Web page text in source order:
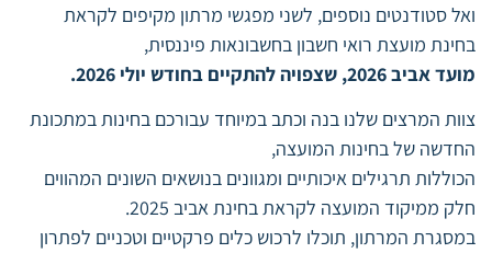
ואל סטודנטים נוספים, לשני מפגשי מרתון מקיפים לקראת
בחינת מועצת רואי חשבון בחשבונאות פיננסית,
מועד אביב 2026, שצפויה להתקיים בחודש יולי 2026.
צוות המרצים שלנו בנה וכתב במיוחד עבורכם בחינות במתכונת
החדשה של בחינות המועצה,
הכוללות תרגילים איכותיים ומגוונים בנושאים השונים המהווים
חלק ממיקוד המועצה לקראת בחינת אביב 2025.
במסגרת המרתון, תוכלו לרכוש כלים פרקטיים וטכניים לפתרון